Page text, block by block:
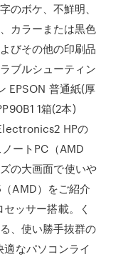
のボケ、不鮮明、
カラーまたは黒色
びその他の印刷品
ブルシューティン
EPSON 普通紙(厚
1箱(2本)
HPの
ートPC（AMD
の大画面で使いや
AMD）をご紹介
ッサー搭載。く
、使い勝手抜群の
なパソコンライ